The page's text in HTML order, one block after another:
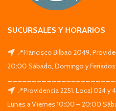
SUCURSALES Y HORARIOS
📍Francisco Bilbao 2049,
20:00 Sábado, Domingo y Feriados
📍Providencia 2251. Local 024 y
Lunes a Viernes 10:00 – 20:00